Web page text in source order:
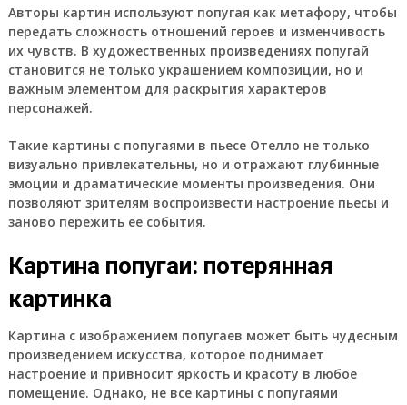
Авторы картин используют попугая как метафору, чтобы
передать сложность отношений героев и изменчивость
их чувств. В художественных произведениях попугай
становится не только украшением композиции, но и
важным элементом для раскрытия характеров
персонажей.
Такие картины с попугаями в пьесе Отелло не только
визуально привлекательны, но и отражают глубинные
эмоции и драматические моменты произведения. Они
позволяют зрителям воспроизвести настроение пьесы и
заново пережить ее события.
Картина попугаи: потерянная
картинка
Картина с изображением попугаев может быть чудесным
произведением искусства, которое поднимает
настроение и привносит яркость и красоту в любое
помещение. Однако, не все картины с попугаями